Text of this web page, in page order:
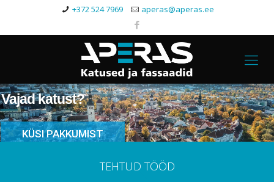
+372 524 7969 aperas@aperas.ee
KÜSI PAKKUMIST
Vajad katust?
TEHTUD TÖÖD